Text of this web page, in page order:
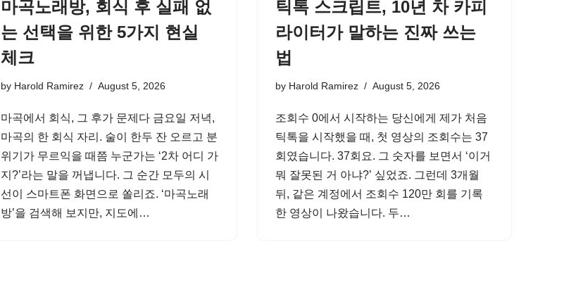
마곡노래방, 회식 후 실패 없
는 선택을 위한 5가지 현실
체크
by Harold Ramirez August 5, 2026
마곡에서 회식, 그 후가 문제다 금요일 저녁,
마곡의 한 회식 자리. 술이 한두 잔 오르고 분
위기가 무르익을 때쯤 누군가는 ‘2차 어디 가
지?’라는 말을 꺼냅니다. 그 순간 모두의 시
선이 스마트폰 화면으로 쏠리죠. ‘마곡노래
방’을 검색해 보지만, 지도에…
틱톡 스크립트, 10년 차 카피
라이터가 말하는 진짜 쓰는
법
by Harold Ramirez August 5, 2026
조회수 0에서 시작하는 당신에게 제가 처음
틱톡을 시작했을 때, 첫 영상의 조회수는 37
회였습니다. 37회요. 그 숫자를 보면서 ‘이거
뭐 잘못된 거 아냐?’ 싶었죠. 그런데 3개월
뒤, 같은 계정에서 조회수 120만 회를 기록
한 영상이 나왔습니다. 두…